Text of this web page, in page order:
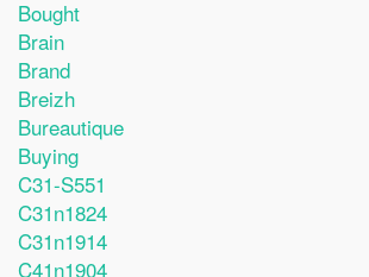
Bought
Brain
Brand
Breizh
Bureautique
Buying
C31-S551
C31n1824
C31n1914
C41n1904